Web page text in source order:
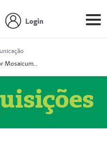
Login
Prestador Mosaicum Espaço Clínico Ltda (51004352-0)